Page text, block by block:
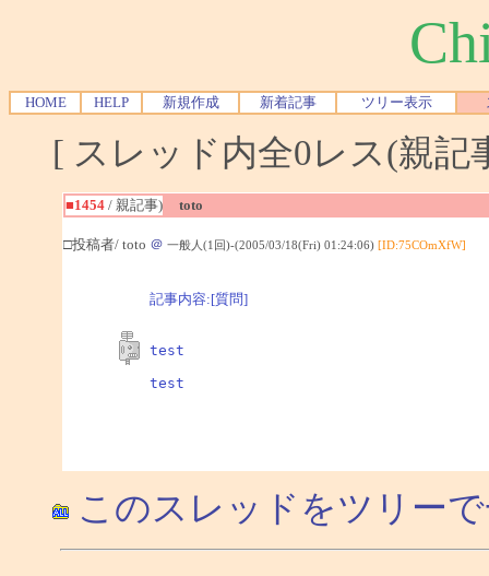
HOME HELP 新規作成 新着記事 ツリー表示
[ スレッド内全0レス(親
■1454/ 親記事) toto
□投稿者/ toto ＠ 一般人(1回)-(2005/03/18(Fri) 01:24:06) [ID:75COmXfW]
記事内容:[質問]
test
test
このスレッドをツリー